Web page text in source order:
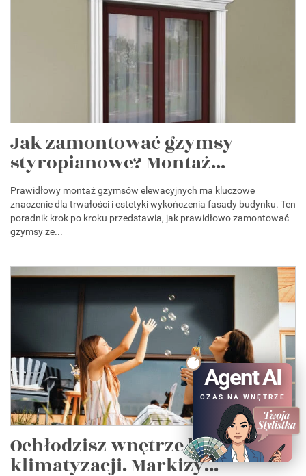
Jak zamontować gzymsy
styropianowe? Montaż...
Prawidłowy montaż gzymsów elewacyjnych ma kluczowe
znaczenie dla trwałości i estetyki wykończenia fasady budynku. Ten
poradnik krok po kroku przedstawia, jak prawidłowo zamontować
gzymsy ze...
Ochłodzisz wnętrze bez
klimatyzacji. Markizy...
Agent AI
CZAS NA WNĘTRZE